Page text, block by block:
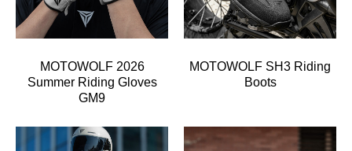
MOTOWOLF 2026
Summer Riding Gloves
GM9
MOTOWOLF SH3 Riding
Boots